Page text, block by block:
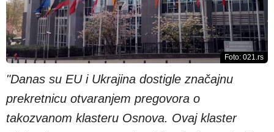
Foto: 021.rs
"Danas su EU i Ukrajina dostigle značajnu
prekretnicu otvaranjem pregovora o
takozvanom klasteru Osnova. Ovaj klaster